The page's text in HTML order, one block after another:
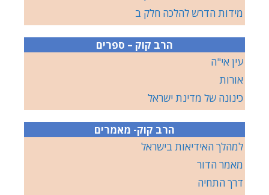
מידות הדרש להלכה חלק ב
הרב קוק – ספרים
עין אי"ה
אורות
כינונה של מדינת ישראל
הרב קוק- מאמרים
למהלך האידיאות בישראל
מאמר הדור
דרך התחיה